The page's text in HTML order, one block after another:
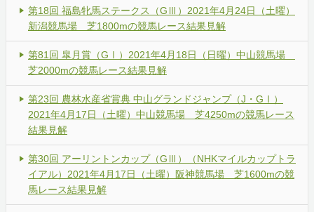
第18回 福島牝馬ステークス（GⅢ）2021年4月24日（土曜）
新潟競馬場 芝1800mの競馬レース結果見解
第81回 皐月賞（GⅠ）2021年4月18日（日曜）中山競馬場
芝2000mの競馬レース結果見解
第23回 農林水産省賞典 中山グランドジャンプ（J・GⅠ）
2021年4月17日（土曜）中山競馬場 芝4250mの競馬レース
結果見解
第30回 アーリントンカップ（GⅢ）（NHKマイルカップトラ
イアル）2021年4月17日（土曜）阪神競馬場 芝1600mの競
馬レース結果見解